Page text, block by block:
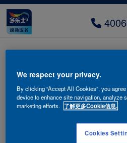
tab-qyszg-hover
We respect your privacy.
By clicking “Accept All Cookies”, you
device to enhance site navigation, analyze
marketing efforts. 了解更多Cookie信息.
Cookies